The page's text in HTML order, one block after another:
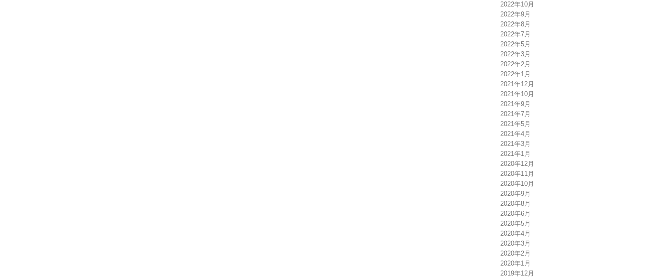
2022年10月
2022年9月
2022年8月
2022年7月
2022年5月
2022年3月
2022年2月
2022年1月
2021年12月
2021年10月
2021年9月
2021年7月
2021年5月
2021年4月
2021年3月
2021年1月
2020年12月
2020年11月
2020年10月
2020年9月
2020年8月
2020年6月
2020年5月
2020年4月
2020年3月
2020年2月
2020年1月
2019年12月